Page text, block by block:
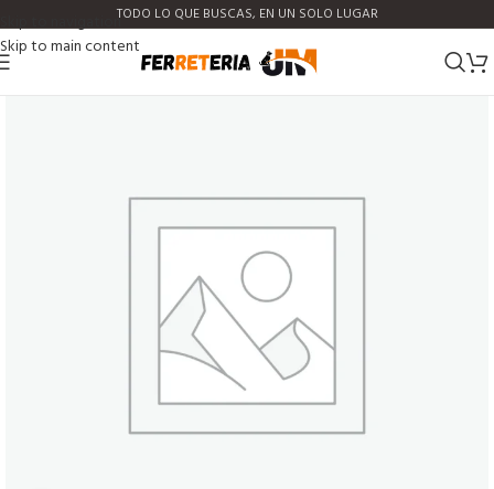
Skip to navigation
Skip to main content
TODO LO QUE BUSCAS, EN UN SOLO LUGAR